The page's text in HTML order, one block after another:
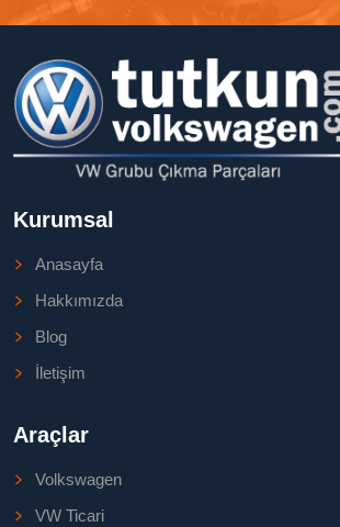
Kurumsal
Anasayfa
Hakkımızda
Blog
İletişim
Araçlar
Volkswagen
VW Ticari